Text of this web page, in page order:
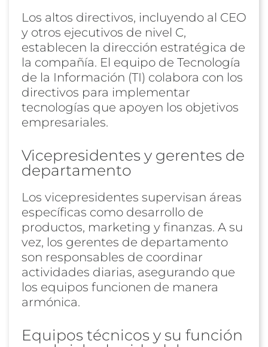
Los altos directivos, incluyendo al CEO
y otros ejecutivos de nivel C,
establecen la dirección estratégica de
la compañía. El equipo de Tecnología
de la Información (TI) colabora con los
directivos para implementar
tecnologías que apoyen los objetivos
empresariales.
Vicepresidentes y gerentes de
departamento
Los vicepresidentes supervisan áreas
específicas como desarrollo de
productos, marketing y finanzas. A su
vez, los gerentes de departamento
son responsables de coordinar
actividades diarias, asegurando que
los equipos funcionen de manera
armónica.
Equipos técnicos y su función